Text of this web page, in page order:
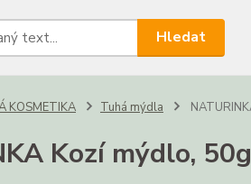
Hledat
KOSMETIKA Tuhá mýdla
Kozí mýdlo, 50g